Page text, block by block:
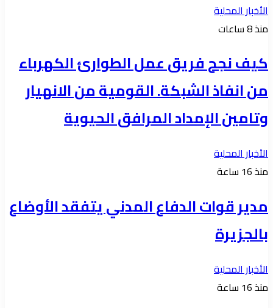
الأخبار المحلية
منذ 8 ساعات
كيف نجح فريق عمل الطوارئ الكهرباء
من انفاذ الشبكة. القومية من الانهيار
وتامين الإمداد المرافق الحيوية
الأخبار المحلية
منذ 16 ساعة
مدير قوات الدفاع المدني يتفقد الأوضاع
بالجزيرة
الأخبار المحلية
منذ 16 ساعة